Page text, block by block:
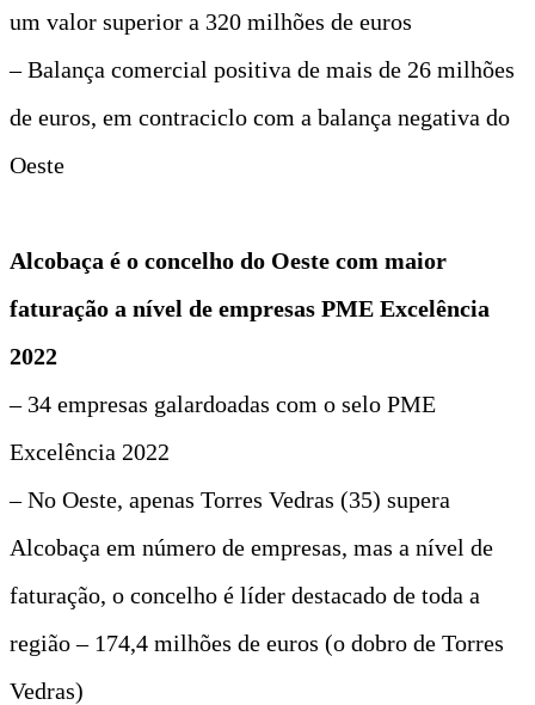
um valor superior a 320 milhões de euros
– Balança comercial positiva de mais de 26 milhões
de euros, em contraciclo com a balança negativa do
Oeste
Alcobaça é o concelho do Oeste com maior
faturação a nível de empresas PME Excelência
2022
– 34 empresas galardoadas com o selo PME
Excelência 2022
– No Oeste, apenas Torres Vedras (35) supera
Alcobaça em número de empresas, mas a nível de
faturação, o concelho é líder destacado de toda a
região – 174,4 milhões de euros (o dobro de Torres
Vedras)